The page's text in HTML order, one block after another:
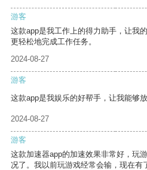
游客
这款app是我工作上的得力助手，让我
更轻松地完成工作任务。
2024-08-27
游客
这款app是我娱乐的好帮手，让我能够
2024-08-27
游客
这款加速器app的加速效果非常好，玩
况了。我以前玩游戏经常会输，现在有